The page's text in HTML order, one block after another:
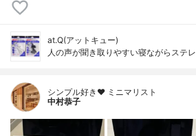
at.Q(アットキュー)
人の声が聞き取りやすい寝ながらステ
シンプル好き❤︎ ミニマリスト
中村恭子